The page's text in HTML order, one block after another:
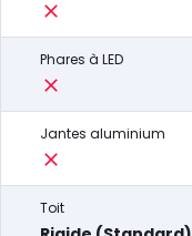
Phares à LED
Jantes aluminium
Toit